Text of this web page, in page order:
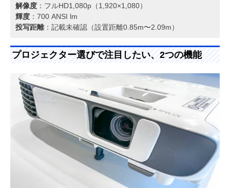
解像度 ：フルHD1,080p（1,920×1,080）
輝度 ：700 ANSI lm
投写距離：記載未確認（設置距離0.85m〜2.09m）
プロジェクター選びで注目したい、2つの機能